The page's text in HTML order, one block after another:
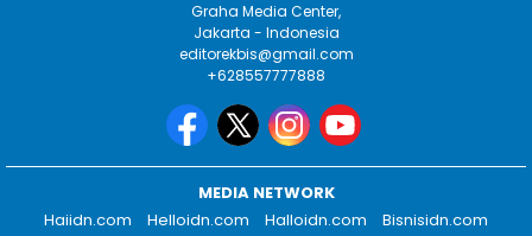
Graha Media Center,
Jakarta - Indonesia
editorekbis@gmail.com
+628557777888
MEDIA NETWORK
Haiidn.com
Helloidn.com Halloidn.com
Bisnisidn.com